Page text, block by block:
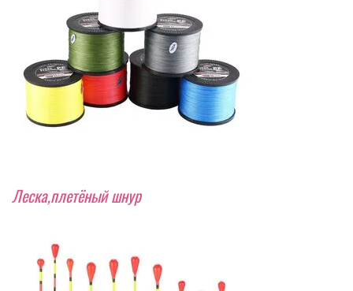
Леска,плетёный шнур